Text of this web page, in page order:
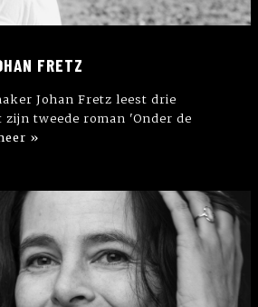
FRETZ
Johan Fretz leest drie
tweede roman 'Onder de
»